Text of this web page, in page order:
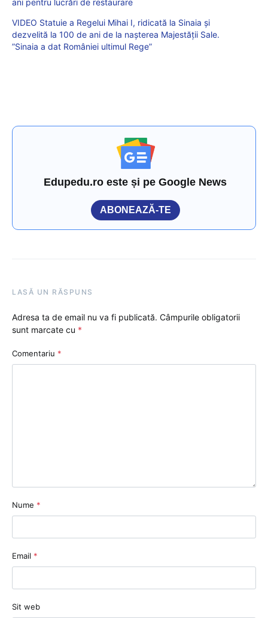
ani pentru lucrări de restaurare
VIDEO Statuie a Regelui Mihai I, ridicată la Sinaia şi
dezvelită la 100 de ani de la naşterea Majestăţii Sale.
”Sinaia a dat României ultimul Rege”
Edupedu.ro este și pe Google News
ABONEAZĂ-TE
LASĂ UN RĂSPUNS
Adresa ta de email nu va fi publicată. Câmpurile obligatorii
sunt marcate cu *
Comentariu *
Nume *
Email *
Sit web